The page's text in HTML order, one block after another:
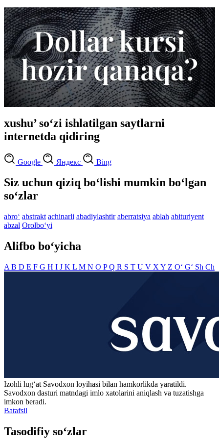
xushu’ so‘zi ishlatilgan saytlarni
internetda qidiring
Google Яндекс Bing
Siz uchun qiziq bo‘lishi mumkin bo‘lgan
so‘zlar
abro‘ abstrakt achinarli abadiylashtir aberratsiya ablah abituriyent
abzal Orolbo‘yi
Alifbo bo‘yicha
A B D E F G H I J K L M N O PQ R S T U V X Y Z O‘ G‘ Sh Ch
Izohli lugʻat Savodxon loyihasi bilan hamkorlikda yaratildi.
Savodxon dasturi matndagi imlo xatolarini aniqlash va tuzatishga
imkon beradi.
Batafsil
Tasodifiy so‘zlar